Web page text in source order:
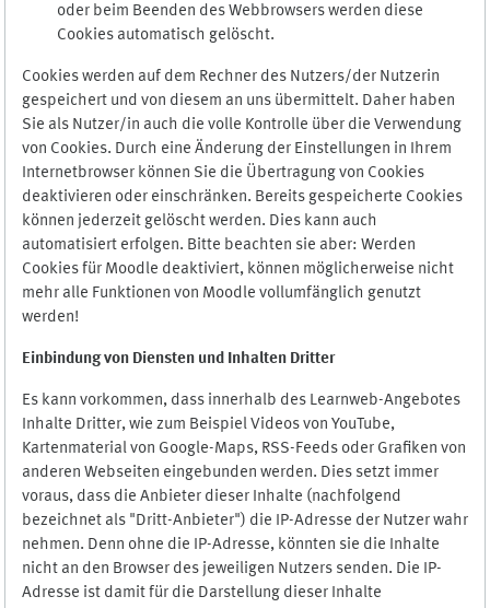
oder beim Beenden des Webbrowsers werden diese
Cookies automatisch gelöscht.
Cookies werden auf dem Rechner des Nutzers/der Nutzerin
gespeichert und von diesem an uns übermittelt. Daher haben
Sie als Nutzer/in auch die volle Kontrolle über die Verwendung
von Cookies. Durch eine Änderung der Einstellungen in Ihrem
Internetbrowser können Sie die Übertragung von Cookies
deaktivieren oder einschränken. Bereits gespeicherte Cookies
können jederzeit gelöscht werden. Dies kann auch
automatisiert erfolgen. Bitte beachten sie aber: Werden
Cookies für Moodle deaktiviert, können möglicherweise nicht
mehr alle Funktionen von Moodle vollumfänglich genutzt
werden!
Einbindung von Diensten und Inhalten Dritter
Es kann vorkommen, dass innerhalb des Learnweb-Angebotes
Inhalte Dritter, wie zum Beispiel Videos von YouTube,
Kartenmaterial von Google-Maps, RSS-Feeds oder Grafiken von
anderen Webseiten eingebunden werden. Dies setzt immer
voraus, dass die Anbieter dieser Inhalte (nachfolgend
bezeichnet als "Dritt-Anbieter") die IP-Adresse der Nutzer wahr
nehmen. Denn ohne die IP-Adresse, könnten sie die Inhalte
nicht an den Browser des jeweiligen Nutzers senden. Die IP-
Adresse ist damit für die Darstellung dieser Inhalte